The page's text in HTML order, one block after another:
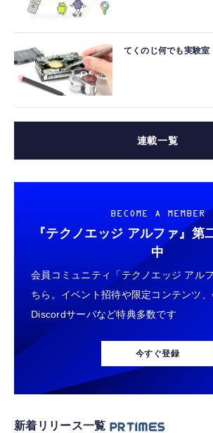
てくのじ何でも実験室
連載一覧
BECOME A MEMBER
『テクノエッジ アルファ』 第
中
会員コミュニティ「テクノエッジ アル
ちら。イベント招待や限定コンテンツ
Discordサーバなど特典多数です
今すぐ登録
新着リリース一覧